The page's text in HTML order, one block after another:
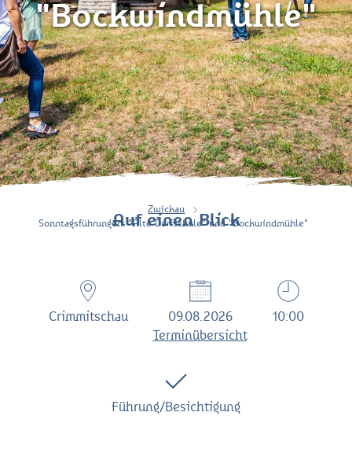
"Bockwindmühle"
Zwickau
Sonntagsführungen: "Alte Dorfschule" und "Bockwindmühle"
Auf einen Blick
Crimmitschau
09.08.2026
Terminübersicht
10:00
Führung/Besichtigung